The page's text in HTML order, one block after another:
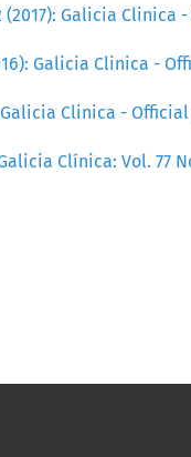
Galicia Clinica
Galicia Clinica -
Clinica - Official
Clínica: Vol. 77